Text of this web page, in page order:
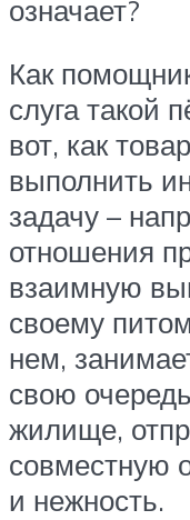
означает?
Как
слуга такой
вот, как
выполнить
задачу –
отношения
взаимную
своему
нем,
свою
жилище,
совместную
и нежность.